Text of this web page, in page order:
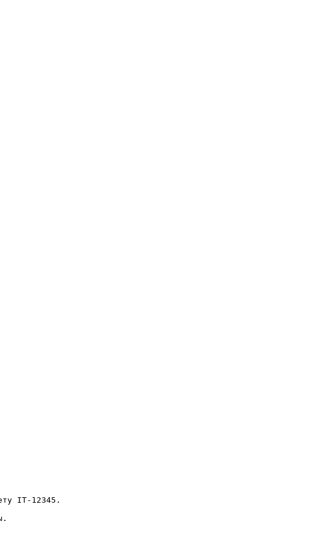
IT-12345.